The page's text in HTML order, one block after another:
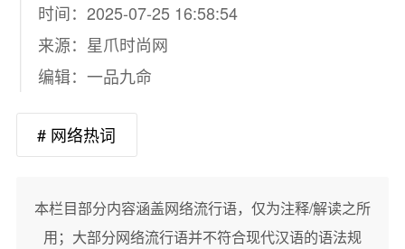
时间：2025-07-25 16:58:54
来源： 星爪时尚网
编辑：一品九命
# 网络热词
本栏目部分内容涵盖网络流行语，仅为注释/解读之所
用；大部分网络流行语并不符合现代汉语的语法规